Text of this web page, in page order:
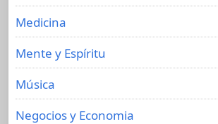
Medicina
Mente y Espíritu
Música
Negocios y Economia